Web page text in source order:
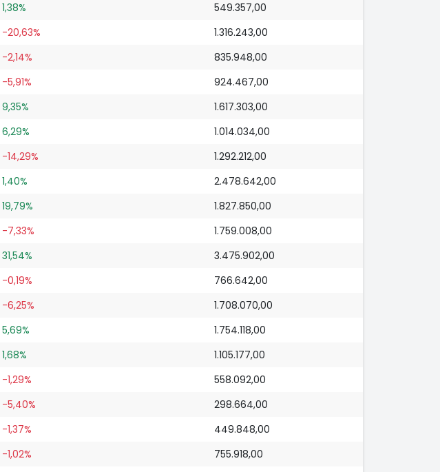
1,38%
549.357,00
-20,63%
1.316.243,00
-2,14%
835.948,00
-5,91%
924.467,00
9,35%
1.617.303,00
6,29%
1.014.034,00
-14,29%
1.292.212,00
1,40%
2.478.642,00
19,79%
1.827.850,00
-7,33%
1.759.008,00
31,54%
3.475.902,00
-0,19%
766.642,00
-6,25%
1.708.070,00
5,69%
1.754.118,00
1,68%
1.105.177,00
-1,29%
558.092,00
-5,40%
298.664,00
-1,37%
449.848,00
-1,02%
755.918,00